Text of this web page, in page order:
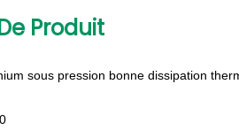
Produit
sous pression bonne dissipation